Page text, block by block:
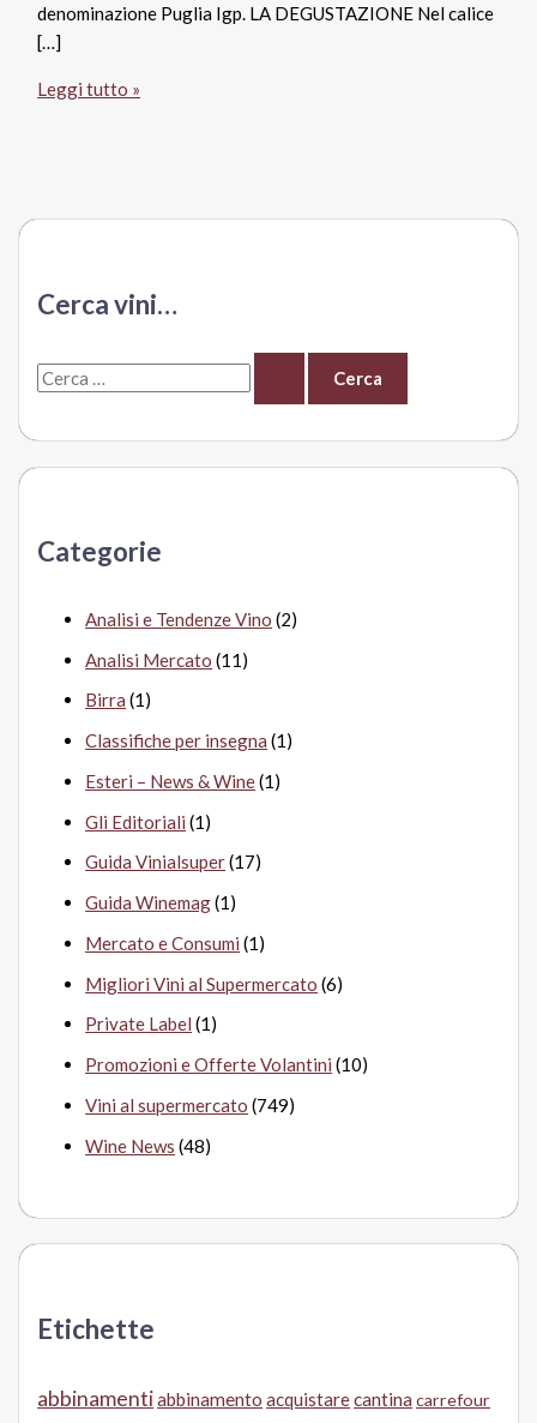
denominazione Puglia Igp. LA DEGUSTAZIONE Nel calice
[…]
Nero
Ruvo
Leggi tutto »
Cerca vini…
C
r
:Categorie
Analisi e Tendenze Vino (2)
Analisi Mercato (11)
Birra (1)
Classifiche per insegna (1)
Esteri – News & Wine(1)
Gli Editoriali (1)
Guida Vinialsuper(17)
Guida Winemag(1)
Mercato e Consumi (1)
Migliori Vini al Supermercato (6)
Private Label (1)
Promozioni e Offerte Volantini (10)
Vini al supermercato (749)
Wine News (48)
Etichette
abbinamentiabbinamento acquistarecantina carrefour